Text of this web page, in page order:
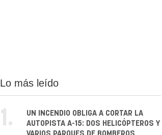
Lo más leído
1.
UN INCENDIO OBLIGA A CORTAR LA
AUTOPISTA A-15: DOS HELICÓPTEROS Y